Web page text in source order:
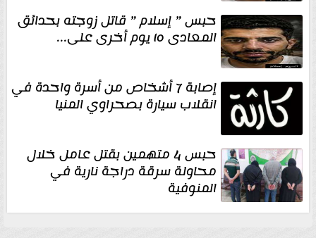
حبس ” إسلام ” قاتل زوجته بحدائق
المعادى ١٥ يوم أخرى على...
إصابة 7 أشخاص من أسرة واحدة في
انقلاب سيارة بصحراوي المنيا
حبس 4 متهمين بقتل عامل خلال
محاولة سرقة دراجة نارية في
المنوفية